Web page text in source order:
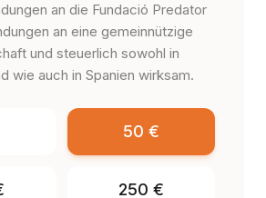
an die Fundació Predator
an eine gemeinnützige
und steuerlich sowohl in
wie auch in Spanien wirksam.
50 €
250 €